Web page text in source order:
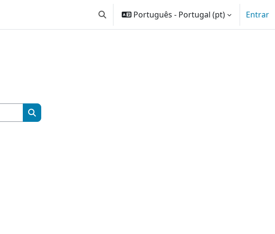
Alternar a entrada da pesquisa
Português - Portugal ‎(pt)‎ Entrar
Pesquisar disciplinas
Pesquisar disciplinas